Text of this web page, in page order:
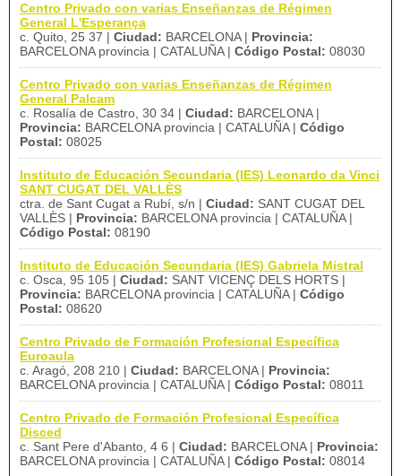
Centro Privado con varias Enseñanzas de Régimen
General L'Esperança
c. Quito, 25 37 | Ciudad: BARCELONA | Provincia:
BARCELONA provincia | CATALUÑA | Código Postal: 08030
Centro Privado con varias Enseñanzas de Régimen
General Palcam
c. Rosalía de Castro, 30 34 | Ciudad: BARCELONA |
Provincia: BARCELONA provincia | CATALUÑA | Código
Postal: 08025
Instituto de Educación Secundaria (IES) Leonardo da Vinci
SANT CUGAT DEL VALLÈS
ctra. de Sant Cugat a Rubí, s/n | Ciudad: SANT CUGAT DEL
VALLÈS | Provincia: BARCELONA provincia | CATALUÑA |
Código Postal: 08190
Instituto de Educación Secundaria (IES) Gabriela Mistral
c. Osca, 95 105 | Ciudad: SANT VICENÇ DELS HORTS |
Provincia: BARCELONA provincia | CATALUÑA | Código
Postal: 08620
Centro Privado de Formación Profesional Específica
Euroaula
c. Aragó, 208 210 | Ciudad: BARCELONA | Provincia:
BARCELONA provincia | CATALUÑA | Código Postal: 08011
Centro Privado de Formación Profesional Específica
Disced
c. Sant Pere d'Abanto, 4 6 | Ciudad: BARCELONA | Provincia:
BARCELONA provincia | CATALUÑA | Código Postal: 08014